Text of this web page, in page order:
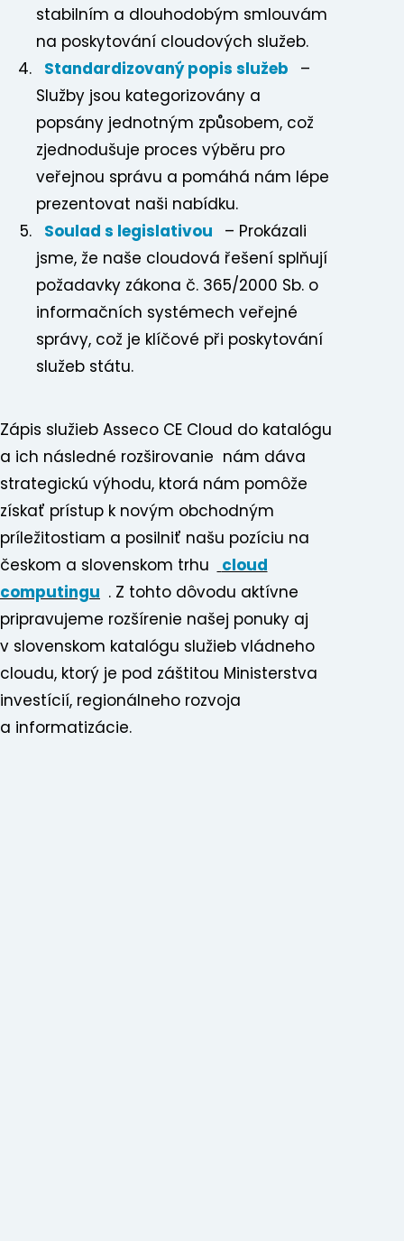
stabilním a dlouhodobým smlouvám
na poskytování cloudových služeb.
Standardizovaný popis služeb
–
Služby jsou kategorizovány a
popsány jednotným způsobem, což
zjednodušuje proces výběru pro
veřejnou správu a pomáhá nám lépe
prezentovat naši nabídku.
Soulad s legislativou
– Prokázali
jsme, že naše cloudová řešení splňují
požadavky zákona č. 365/2000 Sb. o
informačních systémech veřejné
správy, což je klíčové při poskytování
služeb státu.
Zápis služieb Asseco CE Cloud do katalógu
a ich následné rozširovanie nám dáva
strategickú výhodu, ktorá nám pomôže
získať prístup k novým obchodným
príležitostiam a posilniť našu pozíciu na
českom a slovenskom trhu
cloud
computingu . Z tohto dôvodu aktívne
pripravujeme rozšírenie našej ponuky aj
v slovenskom katalógu služieb vládneho
cloudu, ktorý je pod záštitou Ministerstva
investícií, regionálneho rozvoja
a informatizácie.